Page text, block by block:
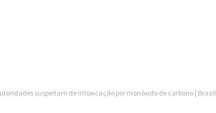
suspeitam de intoxicação por monóxido de carbono | Brazil